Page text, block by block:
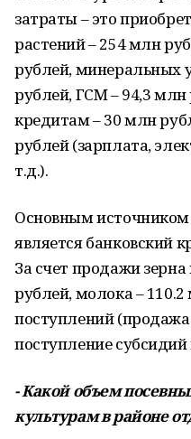
затраты – это
растений – 254 млн
рублей, минеральных
рублей, ГСМ – 94,3 млн
кредитам – 30 млн
рублей (зарплата,
т.д.).
Основным
является банковский
За счет продажи
рублей, молока –
поступлений
поступление
- Какой объем
культурам в районе